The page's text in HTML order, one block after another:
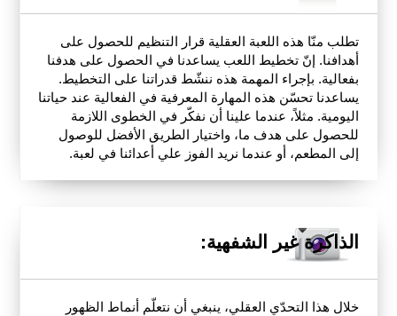
تطلب منّا هذه اللعبة العقلية قرار التنظيم للحصول على
أهدافنا. إنّ تخطيط اللعب يساعدنا في الحصول على هدفنا
بفعالية. بإجراء المهمة هذه ننشّط قدراتنا على التخطيط.
يساعدنا تحسّن هذه المهارة المعرفية في الفعالية عند حياتنا
اليومية. مثلاً، عندما علينا أن نفكّر في الخطوى اللازمة
للحصول على هدف ما، واختيار الطريق الأفضل للوصول
إلى المطعم، أو عندما نريد الفوز علي أعدائنا في لعبة.
الذاكرة غير الشفهية:
خلال هذا التحدّي العقلي، ينبغي أن نتعلّم أنماط الظهور